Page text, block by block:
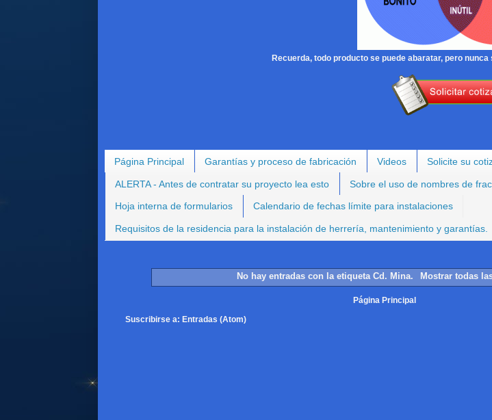
Recuerda, todo producto se puede abaratar, pero
Página Principal Garantías y proceso de fabricación Videos Solicite su
ALERTA - Antes de contratar su proyecto lea esto Sobre el uso de nombres de
Hoja interna de formularios Calendario de fechas límite para instalaciones
Requisitos de la residencia para la instalación de herrería, mantenimiento y garantías.
No hay entradas con la etiquetaCd. Mina. Mostrar todas
Página Principal
Suscribirse a: Entradas (Atom)